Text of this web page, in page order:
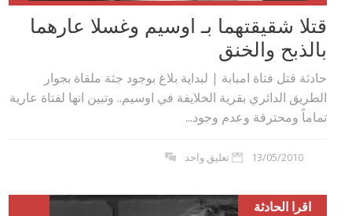
قتلا شقيقتهما بـ اوسيم وغسلا عارهما
بالذبح والخنق
حادثة قتل فتاة امبابة | لبداية بلاغ بوجود جثة ملقاة بجوار
الطريق الدائري بقرية الخلايفة في اوسيم.. وتبين انها لفتاة عارية
تماماً ومحترقة وعدم وجود...
13/05/2010 تعليق واحد
اقرا الحادثة